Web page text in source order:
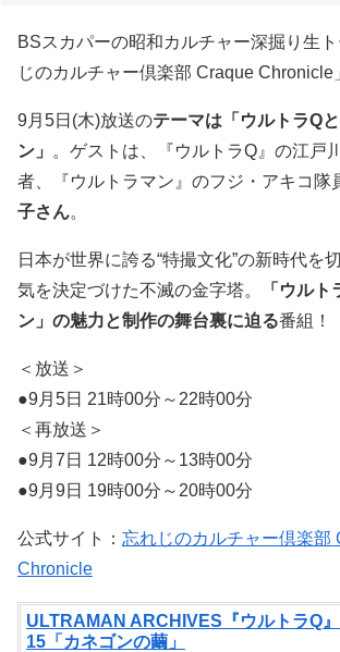
BSスカパーの昭和カルチャー深掘り生
じのカルチャー倶楽部 Craque Chronicle
9月5日(木)放送のテーマは「ウルトラQ
ン」
。ゲストは、『ウルトラQ』の江戸
者、『ウルトラマン』のフジ・アキコ隊
子さん。
日本が世界に誇る“特撮文化”の新時代を
気を決定づけた不滅の金字塔。
「ウル
ン」の魅力と制作の舞台裏に迫る番組！
＜放送＞
●9月5日 21時00分～22時00分
＜再放送＞
●9月7日 12時00分～13時00分
●9月9日 19時00分～20時00分
公式サイト： 忘れじのカルチャー倶楽部
Chronicle
ULTRAMAN ARCHIVES『ウルトラQ
15「カネゴンの繭」